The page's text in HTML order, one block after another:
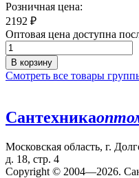
Розничная цена:
2192 ₽
Оптовая цена доступна
В корзину
Смотреть все товары
Сантехника
Московская область, г.
д. 18, стр. 4
Copyright © 2004—2026.